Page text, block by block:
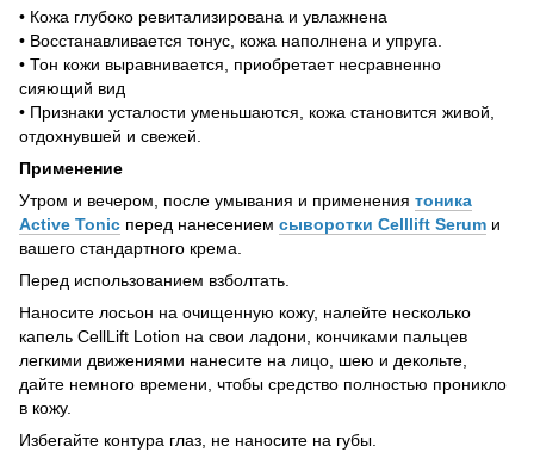
• Кожа глубоко ревитализирована и увлажнена
• Восстанавливается тонус, кожа наполнена и упруга.
• Тон кожи выравнивается, приобретает несравненно
сияющий вид
• Признаки усталости уменьшаются, кожа становится живой,
отдохнувшей и свежей.
Применение
Утром и вечером, после умывания и применения тоника
Active Tonic перед нанесением сыворотки Celllift Serum и
вашего стандартного крема.
Перед использованием взболтать.
Наносите лосьон на очищенную кожу, налейте несколько
капель CellLift Lotion на свои ладони, кончиками пальцев
легкими движениями нанесите на лицо, шею и декольте,
дайте немного времени, чтобы средство полностью проникло
в кожу.
Избегайте контура глаз, не наносите на губы.